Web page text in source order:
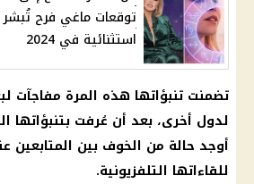
استثنائية في 2024
تضمنت تنبؤاتها هذه المرة مفاجآت
لدول أخرى، بعد أن عُرفت بتنبؤاتها
أوجد حالة من الخوف بين المتابعين
للقاءاتها التلفزيونية.